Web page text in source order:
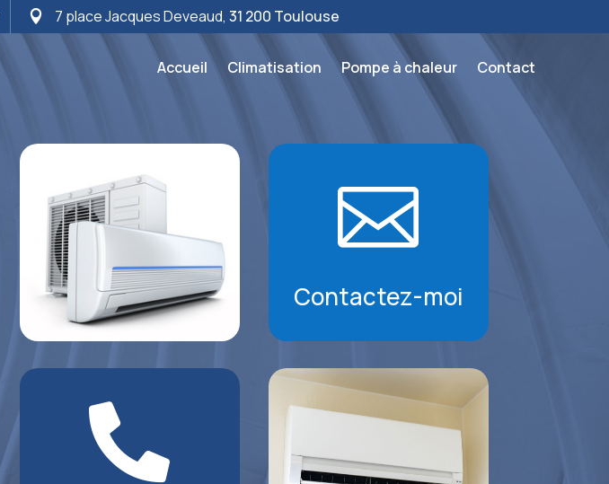
 7 place Jacques Deveaud, 31 200 Toulouse
Accueil Climatisation Pompe à chaleur Contact

Contactez-moi
